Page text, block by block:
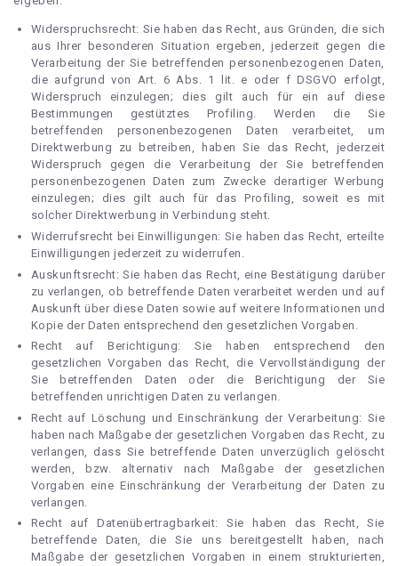
Widerspruchsrecht: Sie haben das Recht, aus Gründen, die sich
aus Ihrer besonderen Situation ergeben, jederzeit gegen die
Verarbeitung der Sie betreffenden personenbezogenen Daten,
die aufgrund von Art. 6 Abs. 1 lit. e oder f DSGVO erfolgt,
Widerspruch einzulegen; dies gilt auch für ein auf diese
Bestimmungen gestütztes Profiling. Werden die Sie
betreffenden personenbezogenen Daten verarbeitet, um
Direktwerbung zu betreiben, haben Sie das Recht, jederzeit
Widerspruch gegen die Verarbeitung der Sie betreffenden
personenbezogenen Daten zum Zwecke derartiger Werbung
einzulegen; dies gilt auch für das Profiling, soweit es mit
solcher Direktwerbung in Verbindung steht.
Widerrufsrecht bei Einwilligungen: Sie haben das Recht, erteilte
Einwilligungen jederzeit zu widerrufen.
Auskunftsrecht: Sie haben das Recht, eine Bestätigung darüber
zu verlangen, ob betreffende Daten verarbeitet werden und auf
Auskunft über diese Daten sowie auf weitere Informationen und
Kopie der Daten entsprechend den gesetzlichen Vorgaben.
Recht auf Berichtigung: Sie haben entsprechend den
gesetzlichen Vorgaben das Recht, die Vervollständigung der
Sie betreffenden Daten oder die Berichtigung der Sie
betreffenden unrichtigen Daten zu verlangen.
Recht auf Löschung und Einschränkung der Verarbeitung: Sie
haben nach Maßgabe der gesetzlichen Vorgaben das Recht, zu
verlangen, dass Sie betreffende Daten unverzüglich gelöscht
werden, bzw. alternativ nach Maßgabe der gesetzlichen
Vorgaben eine Einschränkung der Verarbeitung der Daten zu
verlangen.
Recht auf Datenübertragbarkeit: Sie haben das Recht, Sie
betreffende Daten, die Sie uns bereitgestellt haben, nach
Maßgabe der gesetzlichen Vorgaben in einem strukturierten,